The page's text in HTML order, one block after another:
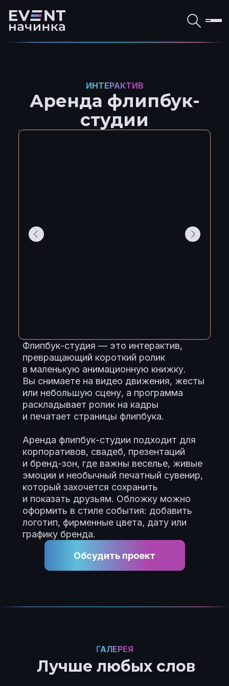
ИНТЕРАКТИВ
Аренда флипбук-
студии
Флипбук-студия — это интерактив,
превращающий короткий ролик
в маленькую анимационную книжку.
Вы снимаете на видео движения, жесты
или небольшую сцену, а программа
раскладывает ролик на кадры
и печатает страницы флипбука.
Аренда флипбук-студии подходит для
корпоративов, свадеб, презентаций
и бренд-зон, где важны веселье, живые
эмоции и необычный печатный сувенир,
который захочется сохранить
и показать друзьям. Обложку можно
оформить в стиле события: добавить
логотип, фирменные цвета, дату или
графику бренда.
Обсудить проект
Лучше любых слов
ГАЛЕРЕЯ